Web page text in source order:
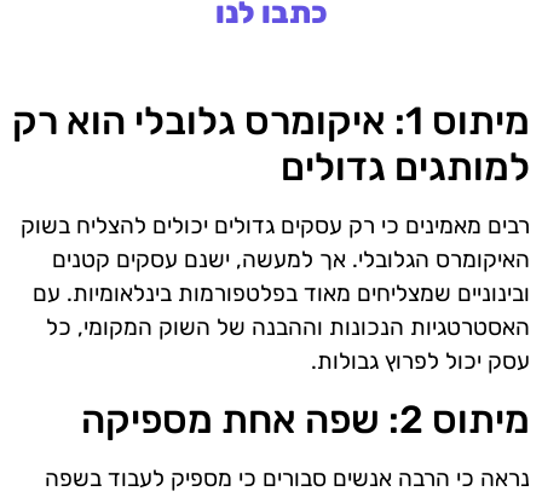
כתבו לנו
מיתוס 1: איקומרס גלובלי הוא רק
למותגים גדולים
רבים מאמינים כי רק עסקים גדולים יכולים להצליח בשוק
האיקומרס הגלובלי. אך למעשה, ישנם עסקים קטנים
ובינוניים שמצליחים מאוד בפלטפורמות בינלאומיות. עם
האסטרטגיות הנכונות וההבנה של השוק המקומי, כל
עסק יכול לפרוץ גבולות.
מיתוס 2: שפה אחת מספיקה
נראה כי הרבה אנשים סבורים כי מספיק לעבוד בשפה